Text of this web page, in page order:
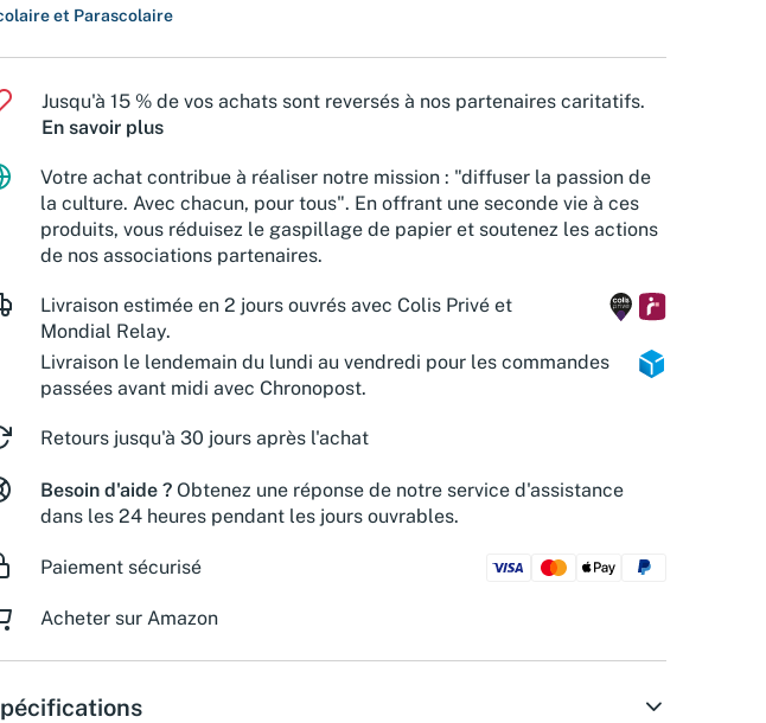
et Parascolaire
Jusqu'à 15 % de vos achats sont reversés à nos partenaires caritatifs.
En savoir plus
Votre achat contribue à réaliser notre mission : "diffuser la passion de
la culture. Avec chacun, pour tous". En offrant une seconde vie à ces
produits, vous réduisez le gaspillage de papier et soutenez les actions
de nos associations partenaires.
Livraison estimée en 2 jours ouvrés avec Colis Privé et
Mondial Relay.
Livraison le lendemain du lundi au vendredi pour les commandes
passées avant midi avec Chronopost.
Retours jusqu'à 30 jours après l'achat
Besoin d'aide ? Obtenez une réponse de notre service d'assistance
dans les 24 heures pendant les jours ouvrables.
Paiement sécurisé
Acheter sur Amazon